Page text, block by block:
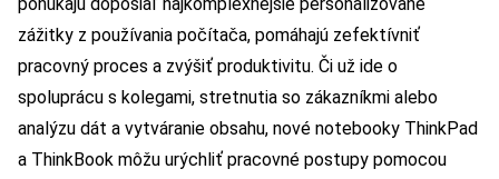
zážitky z používania počítača, pomáhajú zefektívniť
pracovný proces a zvýšiť produktivitu. Či už ide o
spoluprácu s kolegami, stretnutia so zákazníkmi alebo
analýzu dát a vytváranie obsahu, nové notebooky ThinkPad
a ThinkBook môžu urýchliť pracovné postupy pomocou